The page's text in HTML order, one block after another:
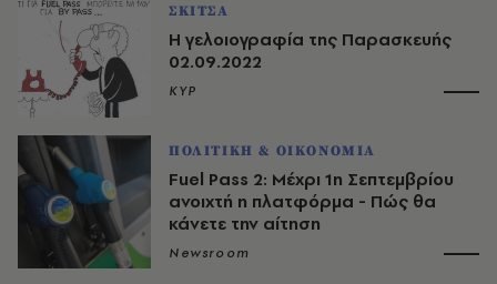
ΣΚΙΤΣΑ
Η γελοιογραφία της Παρασκευής
02.09.2022
ΚΥΡ
ΠΟΛΙΤΙΚΗ & ΟΙΚΟΝΟΜΙΑ
Fuel Pass 2: Μέχρι 1η Σεπτεμβρίου
ανοιχτή η πλατφόρμα - Πώς θα
κάνετε την αίτηση
Newsroom